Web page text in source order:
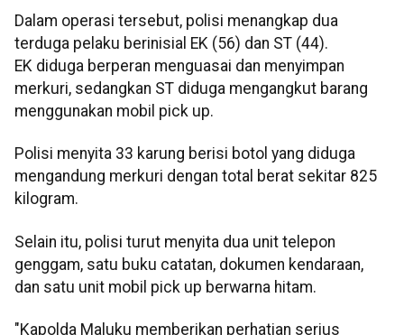
Dalam operasi tersebut, polisi menangkap dua
terduga pelaku berinisial EK (56) dan ST (44).
EK diduga berperan menguasai dan menyimpan
merkuri, sedangkan ST diduga mengangkut barang
menggunakan mobil pick up.
Polisi menyita 33 karung berisi botol yang diduga
mengandung merkuri dengan total berat sekitar 825
kilogram.
Selain itu, polisi turut menyita dua unit telepon
genggam, satu buku catatan, dokumen kendaraan,
dan satu unit mobil pick up berwarna hitam.
"Kapolda Maluku memberikan perhatian serius